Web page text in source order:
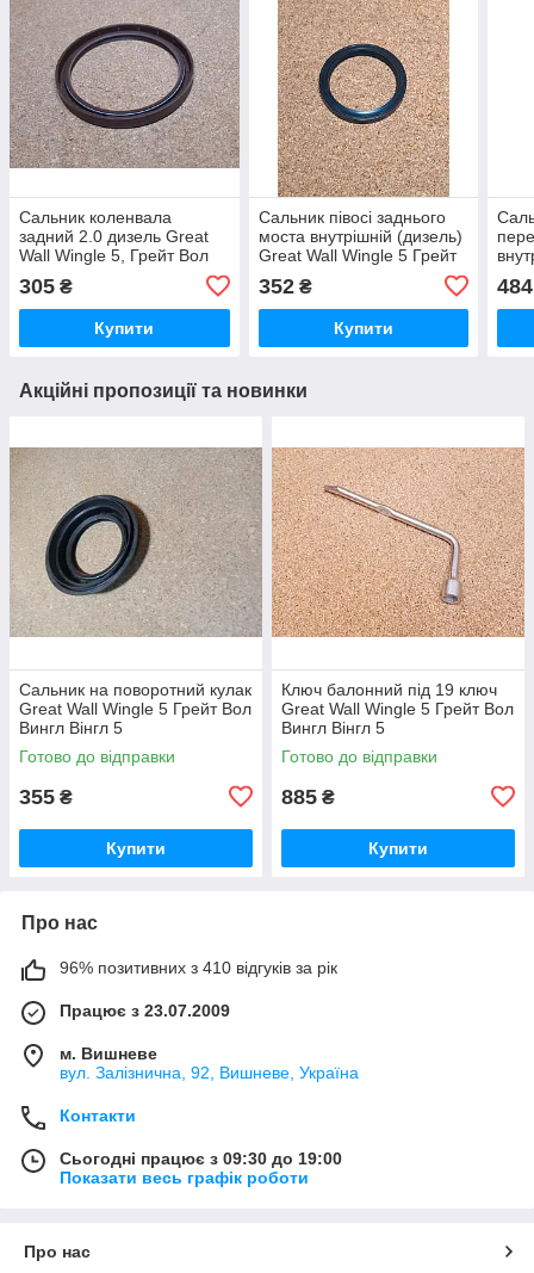
Сальник коленвала
задний 2.0 дизель Great
Wall Wingle 5, Грейт Вол
305 ₴
Купити
Сальник півосі заднього
моста внутрішній (дизель)
Great Wall Wingle 5 Грейт
352₴
Купити
484
Акційні пропозиції та новинки
Сальник на поворотний кулак
Great Wall Wingle 5 Грейт Вол
Вингл Вінгл 5
Готово до відправки
355 ₴
Купити
Ключ балонний під 19 ключ
Great Wall Wingle 5 Грейт Вол
Вингл Вінгл 5
Готово до відправки
885 ₴
Купити
Про нас
96% позитивних з 410 відгуків за рік
Працює з 23.07.2009
м. Вишневе
вул. Залізнична, 92, Вишневе, Україна
Контакти
Сьогодні працює з 09:30 до 19:00
Показати весь графік роботи
Про нас